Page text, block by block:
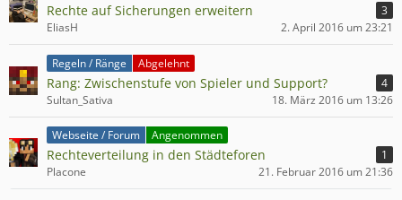
Rechte auf Sicherungen erweitern
3
EliasH
2. April 2016 um 23:21
Regeln / Ränge Abgelehnt
Rang: Zwischenstufe von Spieler und Support?
4
Sultan_Sativa
18. März 2016 um 13:26
Webseite / Forum Angenommen
Rechteverteilung in den Städteforen
1
Placone
21. Februar 2016 um 21:36